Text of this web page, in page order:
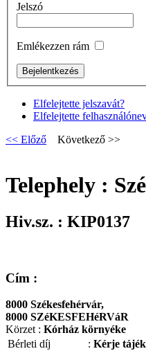
Jelszó
Emlékezzen rám
Elfelejtette jelszavát?
Elfelejtette
<< Előző Következő >>
Telephely :
Hiv.sz. : KIP0137
Cím :
8000 Székesfehérvár,
8000 SZéKESFEHéRVáR
Körzet : Kórház környéke
Bérleti díj
: Kérje